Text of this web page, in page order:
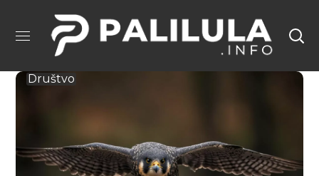
Društvo